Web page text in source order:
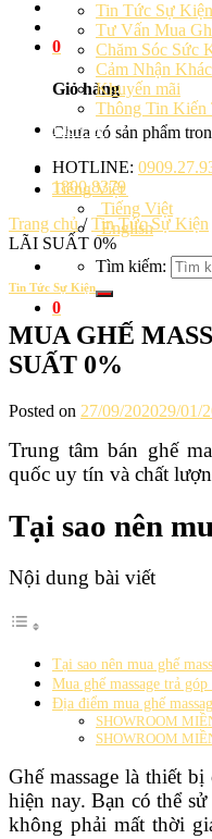
0
Giỏ hàng
Chưa có sản phẩm
Tiếng Việt
Tiếng Việt
English
Tìm kiếm:
0
Tin Tức Sự Kiện
Tư Vấn Mua
Chăm Sóc Sức
Cảm Nhận
Khuyến mãi
Thông Tin Kiến
Liên hệ
HOTLINE:
1800.8379
Trang chủ / Tin Tức Sự Kiện
LÃI SUẤT 0%
Tin Tức Sự Kiện
MUA GHẾ
SUẤT 0%
Posted on 27/09/202029/01/
Trung tâm bán ghế
quốc uy tín và chất
Tại sao nên
Nội dung bài viết
Tại sao nên mua ghế
Mua ghế massage trả
Địa điểm mua ghế
SHOWROOM
SHOWROOM
Ghế massage là thiết
hiện nay. Bạn có thể
không phải mất thời